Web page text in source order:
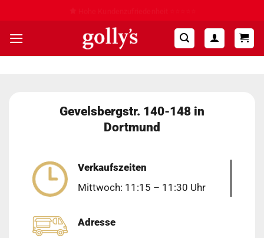
springen
Gevelsbergstr. 140-148 in
Dortmund
Verkaufszeiten
Mittwoch: 11:15 – 11:30 Uhr
Adresse